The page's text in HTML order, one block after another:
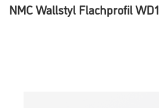
NMC Wallstyl Flachprofil WD1